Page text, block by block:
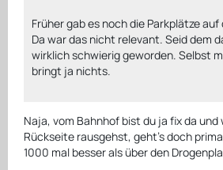
Früher gab es noch die Parkplätze
Da war das nicht relevant. Seid dem
wirklich schwierig geworden. Selbst
bringt ja nichts.
Naja, vom Bahnhof bist du ja fix da und
Rückseite rausgehst, geht’s doch
1000 mal besser als über den